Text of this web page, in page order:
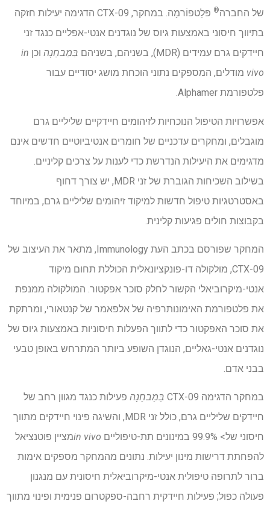
של החברה®
פּלַטפוֹרמָה. במחקר, CTX-09 הדגימה יעילות חזקה
בתיווך חיסוני באמצעות גיוס של נוגדנים אנטי-אפליים כנגד זני
חיידקים גרם עמידים (MDR), בשניהם, בשניהם
בַּמַבחֵנָה וכן in
vivo מודלים, המספקים נתוני הוכחת מושג יסודיים עבור
פלטפורמת Alphamer.
אפשרויות הטיפול הנוכחיות לזיהומים חיידקיים שליליים גרם
מוגבלים, ומחקרים עדכניים של חומרים אנטיביוטיים חדשים אינם
מדגימים את היעילות הנדרשת כדי לענות על צרכים קליניים.
בשילוב השכיחות הגוברת של זני MDR, יש צורך דחוף
באסטרטגיות טיפול חדשות למיקוד זיהומים שליליים גרם, במיוחד
בקבוצות חולים פגיעות קלינית.
המחקר שפורסם בכתב העת Immunology, מתאר את העיצוב של
CTX-09, מולקולה דו-פונקציונאלית הכוללת תחום מיקוד
אנטי-מיקרוביאלי הקשור לחלק סוכר אפקטור. המולקולה ממנפת
את פלטפורמת האימונותרפיה של אלפאמר של קנטאורי, ומרתקת
את סוכר האפקטור כדי לתווך הפעלות חיסוניות באמצעות גיוס של
נוגדנים אנטי-גאליים, הנוגדן השופע ביותר המתרחש באופן טבעי
בבני אדם.
במחקר הדגימה CTX-09 בַּמַבחֵנָה פעילות כנגד מגוון רחב של
חיידקים שליליים גרם, כולל זני MDR, והשיגה פינוי חיידקים מתווך
חיסוני של> 99.9% במינונים תת-טיפוליים
in vivoמציין פוטנציאל
להפחתת דרישות מינון יעילות. נתונים מהמחקר מספקים אימות
ברור לתרופה טיפולית אנטי-מיקרוביאלית חיסונית עם מנגנון
פעולה כפול; פעילות חיידקית רחבה-ספקטרום פנימית ופינוי מתווך